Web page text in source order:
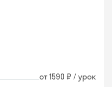
от 1590 ₽ / урок